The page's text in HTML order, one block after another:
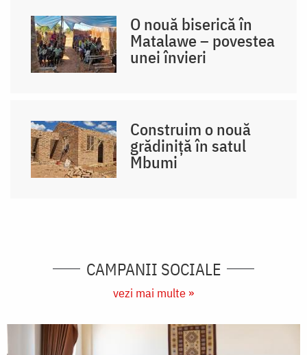
O nouă biserică în
Matalawe – povestea
unei învieri
Construim o nouă
grădiniță în satul
Mbumi
CAMPANII SOCIALE
vezi mai multe »